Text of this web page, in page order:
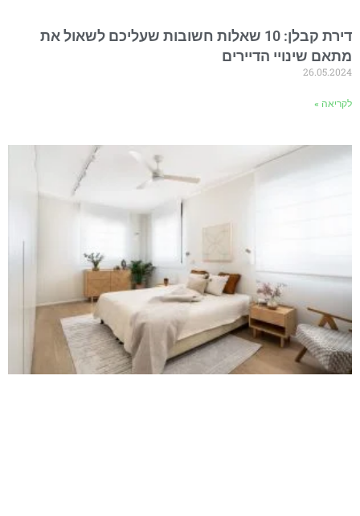
דירת קבלן: 10 שאלות חשובות שעליכם לשאול את
מתאם שינויי הדיירים
26.05.2024
לקריאה »